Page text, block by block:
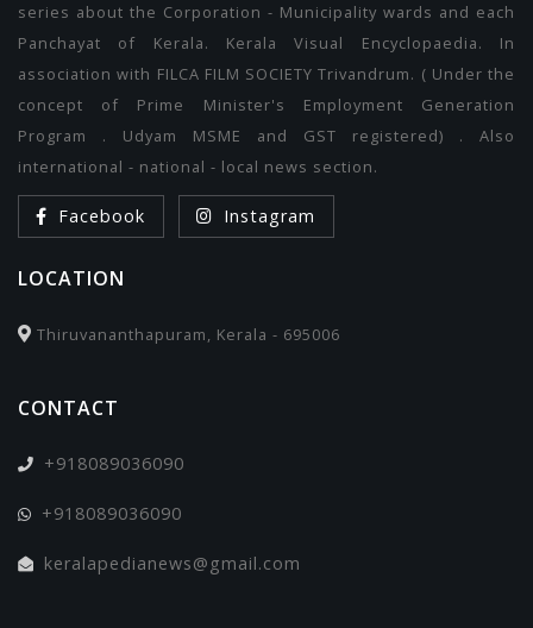
series about the Corporation - Municipality wards and each
Panchayat of Kerala. Kerala Visual Encyclopaedia. In
association with FILCA FILM SOCIETY Trivandrum. ( Under the
concept of Prime Minister's Employment Generation
Program . Udyam MSME and GST registered) . Also
international - national - local news section.
Facebook Instagram
LOCATION
Thiruvananthapuram, Kerala - 695006
CONTACT
+918089036090
+918089036090
keralapedianews@gmail.com